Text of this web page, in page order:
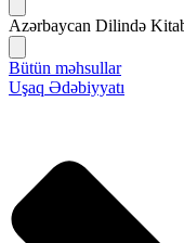
Azərbaycan Dilində
Bütün məhsullar
Uşaq Ədəbiyyatı